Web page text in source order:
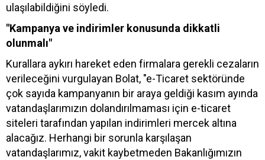
ulaşılabildiğini söyledi.
"Kampanya ve indirimler konusunda dikkatli
olunmalı"
Kurallara aykırı hareket eden firmalara gerekli cezaların
verileceğini vurgulayan Bolat, "e-Ticaret sektöründe
çok sayıda kampanyanın bir araya geldiği kasım ayında
vatandaşlarımızın dolandırılmaması için e-ticaret
siteleri tarafından yapılan indirimleri mercek altına
alacağız. Herhangi bir sorunla karşılaşan
vatandaşlarımız, vakit kaybetmeden Bakanlığımızın